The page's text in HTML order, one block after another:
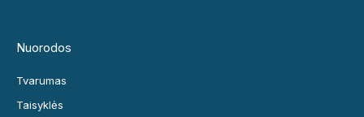
Nuorodos
Tvarumas
Taisyklės